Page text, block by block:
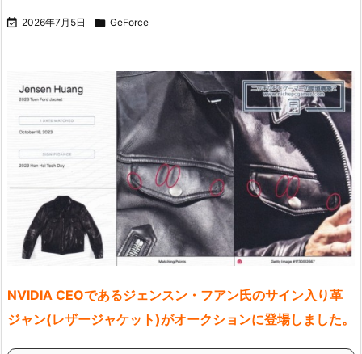
 2026年7月5日  GeForce
NVIDIA CEOであるジェンスン・フアン氏のサイン入り革
ジャン(レザージャケット)がオークションに登場しました。